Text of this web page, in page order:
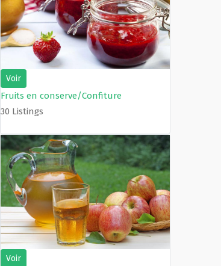
Voir
Fruits en conserve/Confiture
30 Listings
Voir